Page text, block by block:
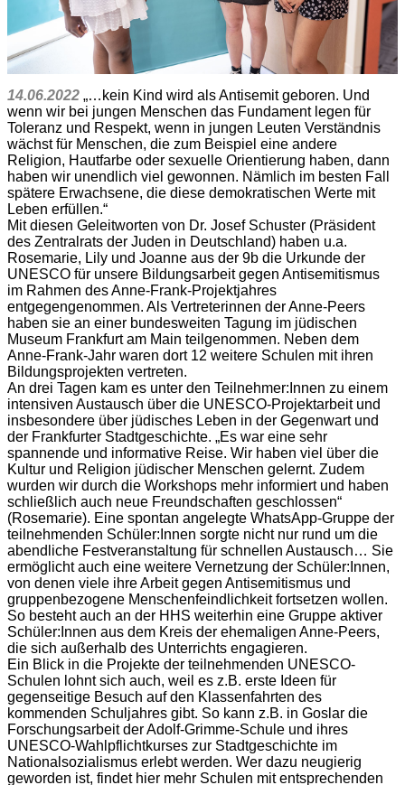
14.06.2022 „…kein Kind wird als Antisemit geboren. Und
wenn wir bei jungen Menschen das Fundament legen für
Toleranz und Respekt, wenn in jungen Leuten Verständnis
wächst für Menschen, die zum Beispiel eine andere
Religion, Hautfarbe oder sexuelle Orientierung haben, dann
haben wir unendlich viel gewonnen. Nämlich im besten Fall
spätere Erwachsene, die diese demokratischen Werte mit
Leben erfüllen.“
Mit diesen Geleitworten von Dr. Josef Schuster (Präsident
des Zentralrats der Juden in Deutschland) haben u.a.
Rosemarie, Lily und Joanne aus der 9b die Urkunde der
UNESCO für unsere Bildungsarbeit gegen Antisemitismus
im Rahmen des Anne-Frank-Projektjahres
entgegengenommen. Als Vertreterinnen der Anne-Peers
haben sie an einer bundesweiten Tagung im jüdischen
Museum Frankfurt am Main teilgenommen. Neben dem
Anne-Frank-Jahr waren dort 12 weitere Schulen mit ihren
Bildungsprojekten vertreten.
An drei Tagen kam es unter den Teilnehmer:Innen zu einem
intensiven Austausch über die UNESCO-Projektarbeit und
insbesondere über jüdisches Leben in der Gegenwart und
der Frankfurter Stadtgeschichte. „Es war eine sehr
spannende und informative Reise. Wir haben viel über die
Kultur und Religion jüdischer Menschen gelernt. Zudem
wurden wir durch die Workshops mehr informiert und haben
schließlich auch neue Freundschaften geschlossen“
(Rosemarie). Eine spontan angelegte WhatsApp-Gruppe der
teilnehmenden Schüler:Innen sorgte nicht nur rund um die
abendliche Festveranstaltung für schnellen Austausch… Sie
ermöglicht auch eine weitere Vernetzung der Schüler:Innen,
von denen viele ihre Arbeit gegen Antisemitismus und
gruppenbezogene Menschenfeindlichkeit fortsetzen wollen.
So besteht auch an der HHS weiterhin eine Gruppe aktiver
Schüler:Innen aus dem Kreis der ehemaligen Anne-Peers,
die sich außerhalb des Unterrichts engagieren.
Ein Blick in die Projekte der teilnehmenden UNESCO-
Schulen lohnt sich auch, weil es z.B. erste Ideen für
gegenseitige Besuch auf den Klassenfahrten des
kommenden Schuljahres gibt. So kann z.B. in Goslar die
Forschungsarbeit der Adolf-Grimme-Schule und ihres
UNESCO-Wahlpflichtkurses zur Stadtgeschichte im
Nationalsozialismus erlebt werden. Wer dazu neugierig
geworden ist, findet hier mehr Schulen mit entsprechenden